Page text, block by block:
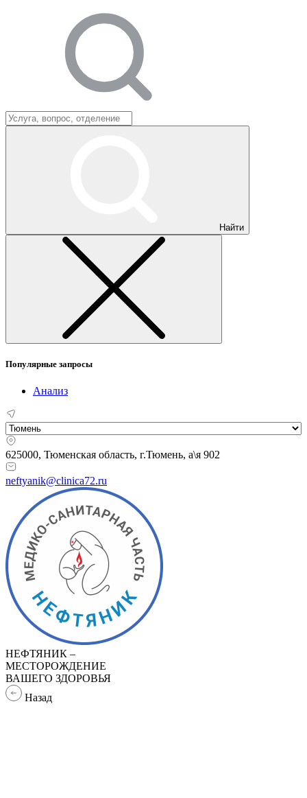
Найти
Популярные запросы
Анализ
625000, Тюменская область, г.Тюмень, а\я 902
neftyanik@clinica72.ru
НЕФТЯНИК –
МЕСТОРОЖДЕНИЕ
ВАШЕГО ЗДОРОВЬЯ
Назад